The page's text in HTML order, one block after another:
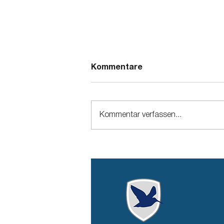
Wirtschaftsstrafrecht: die
die strafrechtliche
Verantwortlichkeit
juristischer Personen
Kommentare
Kommentar verfassen...